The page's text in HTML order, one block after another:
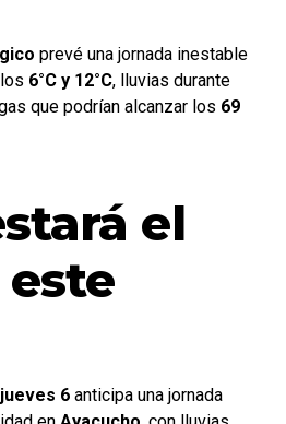
prevé una jornada inestable
6°C y 12°C, lluvias durante
que podrían alcanzar los 69
el
jueves 6 anticipa una jornada